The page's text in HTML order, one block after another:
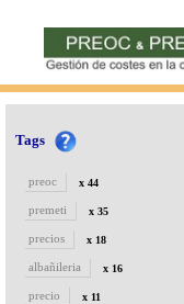
Tags
preoc x 44
premeti x 35
precios x 18
albañileria x 16
precio x 11